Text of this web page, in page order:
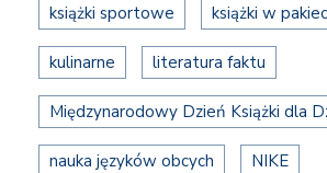
książki sportowe książki w
kulinarne literatura faktu
Międzynarodowy Dzień Książki dla
nauka języków obcych NIKE